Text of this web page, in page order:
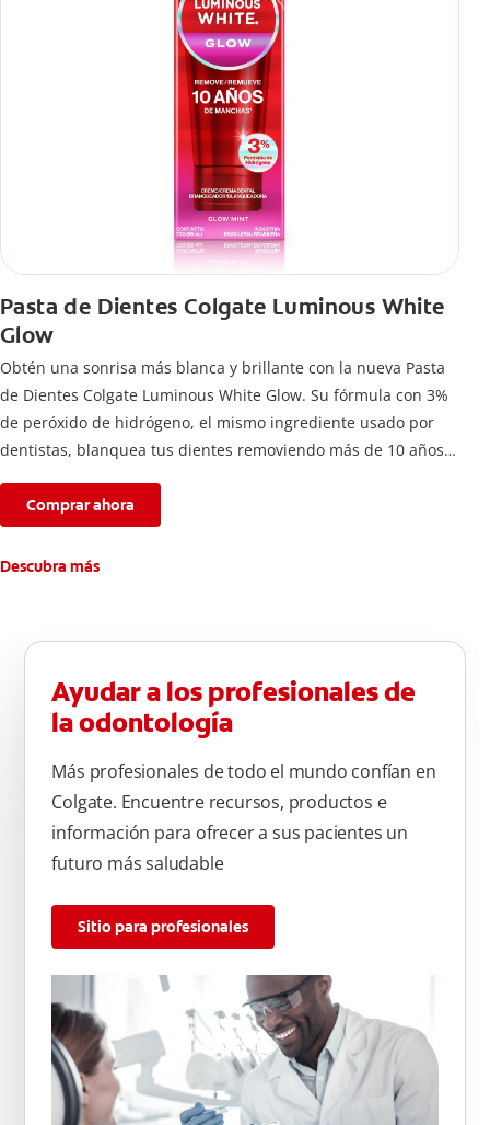
Pasta de Dientes Colgate Luminous White
Glow
Obtén una sonrisa más blanca y brillante con la nueva Pasta
de Dientes Colgate Luminous White Glow. Su fórmula con 3%
de peróxido de hidrógeno, el mismo ingrediente usado por
dentistas, blanquea tus dientes removiendo más de 10 años
Comprar ahora
Descubra más
Ayudar a los profesionales de
la odontología
Más profesionales de todo el mundo confían en
Colgate. Encuentre recursos, productos e
información para ofrecer a sus pacientes un
futuro más saludable
Sitio para profesionales